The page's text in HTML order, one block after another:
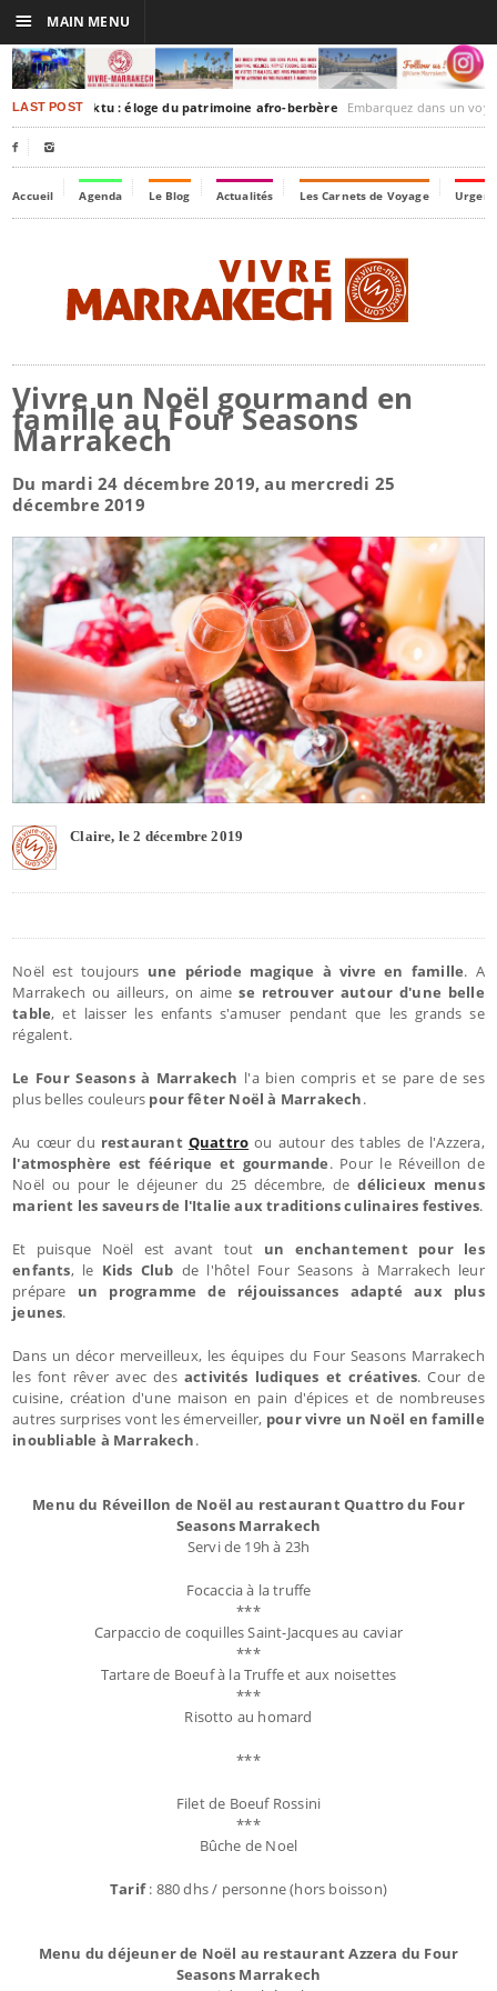
LAST POSTTimbuktu : éloge du patrimoine afro-berbère Embarquez dans un voyage culturel dans le
 
Accueil Agenda Le Blog Actualités Les Carnets de Voyage
Vivre un Noël gourmand en
famille au Four Seasons
Marrakech
Du mardi 24 décembre 2019, au mercredi 25
décembre 2019
Claire, le 2 décembre 2019
Noël est toujours une période magique à vivre en famille. A
Marrakech ou ailleurs, on aimese retrouver autour d'une belle
table, et laisser les enfants s'amuser pendant que les grands se
régalent.
Le Four Seasons à Marrakech l'a bien compris et se pare de ses
plus belles couleurs pour fêter Noël à Marrakech.
Au cœur du restaurant Quattro ou autour des tables de l'Azzera,
l'atmosphère est féérique et gourmande. Pour le Réveillon de
Noël ou pour le déjeuner du 25 décembre, dedélicieux menus
marient les saveurs de l'Italie aux traditions culinaires festives.
Et puisque Noël est avant tout un enchantement pour les
enfants, le Kids Club de l'hôtel Four Seasons à Marrakech leur
prépare un programme de réjouissances adapté aux plus
jeunes.
Dans un décor merveilleux, les équipes du Four Seasons Marrakech
les font rêver avec des activités ludiques et créatives. Cour de
cuisine, création d'une maison en pain d'épices et de nombreuses
autres surprises vont les émerveiller, pour vivre un Noël en famille
inoubliable à Marrakech.
Menu du Réveillon de Noël au restaurant Quattro du Four
Seasons Marrakech
Servi de 19h à 23h
Focaccia à la truffe
***
Carpaccio de coquilles Saint-Jacques au caviar
***
Tartare de Boeuf à la Truffe et aux noisettes
***
Risotto au homard
***
Filet de Boeuf Rossini
***
Bûche de Noel
Tarif: 880 dhs / personne (hors boisson)
Menu du déjeuner de Noël au restaurant Azzera du Four
Seasons Marrakech
☰ MAIN MENU